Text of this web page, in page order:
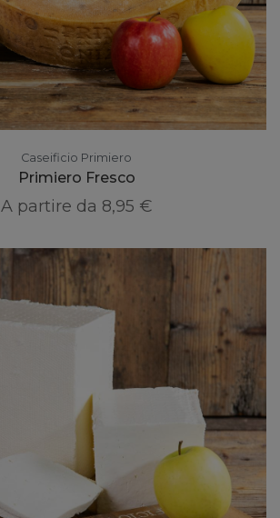
Caseificio Primiero
Primiero Fresco
A partire da 8,95 €